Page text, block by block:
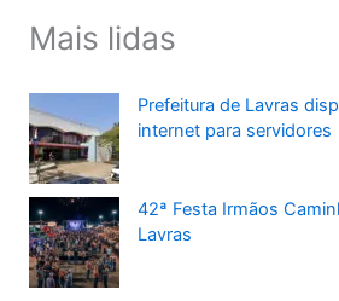
Mais lidas
Prefeitura de Lavras
internet para servidores
42ª Festa Irmãos
Lavras